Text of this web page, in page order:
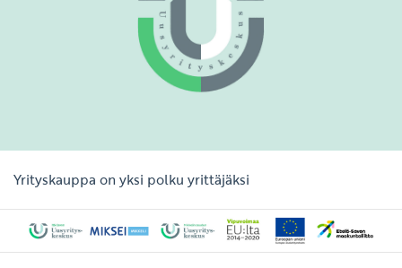
Yrityskauppa on yksi polku yrittäjäksi